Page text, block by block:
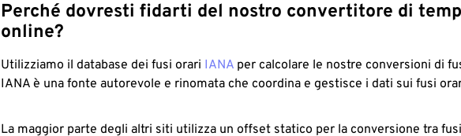
Perché dovresti fidarti del nostro convertitore di
online?
Utilizziamo il database dei fusi orari IANA per calcolare le nostre conversioni di
IANA è una fonte autorevole e rinomata che coordina e gestisce i dati sui fusi
La maggior parte degli altri siti utilizza un offset statico per la conversione tra